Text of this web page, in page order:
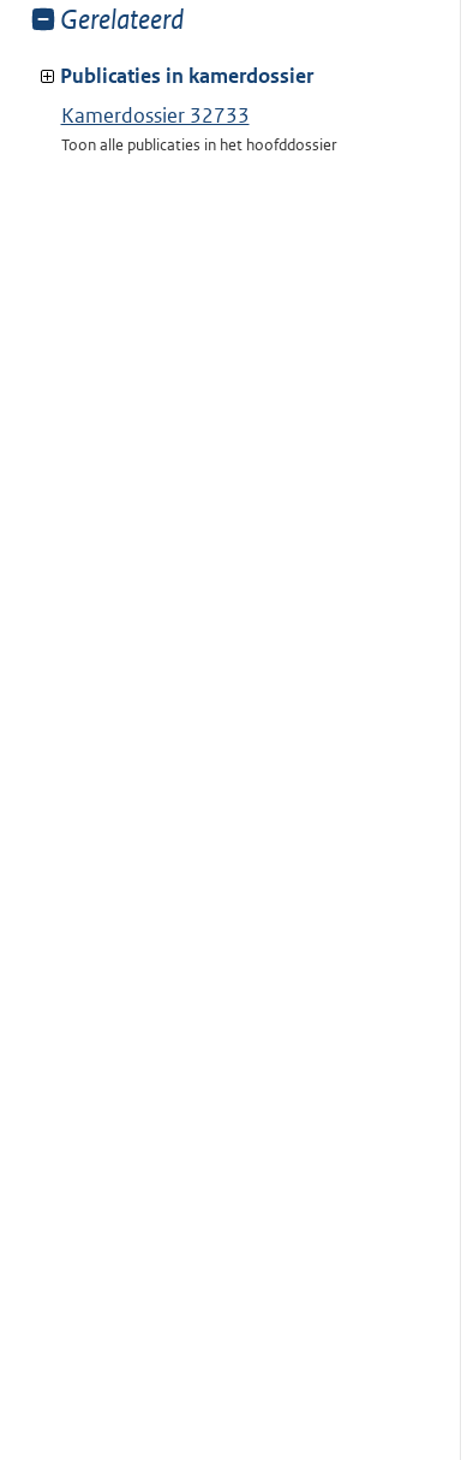
Toon
van:
Gerelateerd
Publicaties in kamerdossier
Kamerdossier 32733
Toon alle publicaties in het hoofddossier